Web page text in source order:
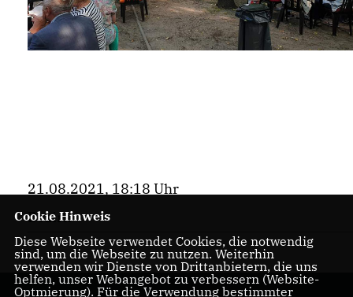
21.08.2021, 18:18 Uhr
Bezirk
Cookie Hinweis
Diese Webseite verwendet Cookies, die notwendig
sind, um die Webseite zu nutzen. Weiterhin
verwenden wir Dienste von Drittanbietern, die uns
helfen, unser Webangebot zu verbessern (Website-
Optmierung). Für die Verwendung bestimmter